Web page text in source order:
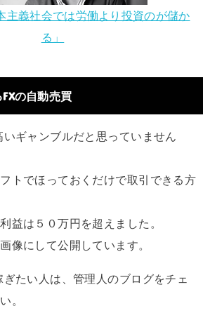
主義社会では労働より投資のが儲か
る」
の自動売買
ギャンブルだと思っていません
トでほっておくだけで取引できる方
益は５０万円を超えました。
像にして公開しています。
たい人は、管理人のブログをチェ
。